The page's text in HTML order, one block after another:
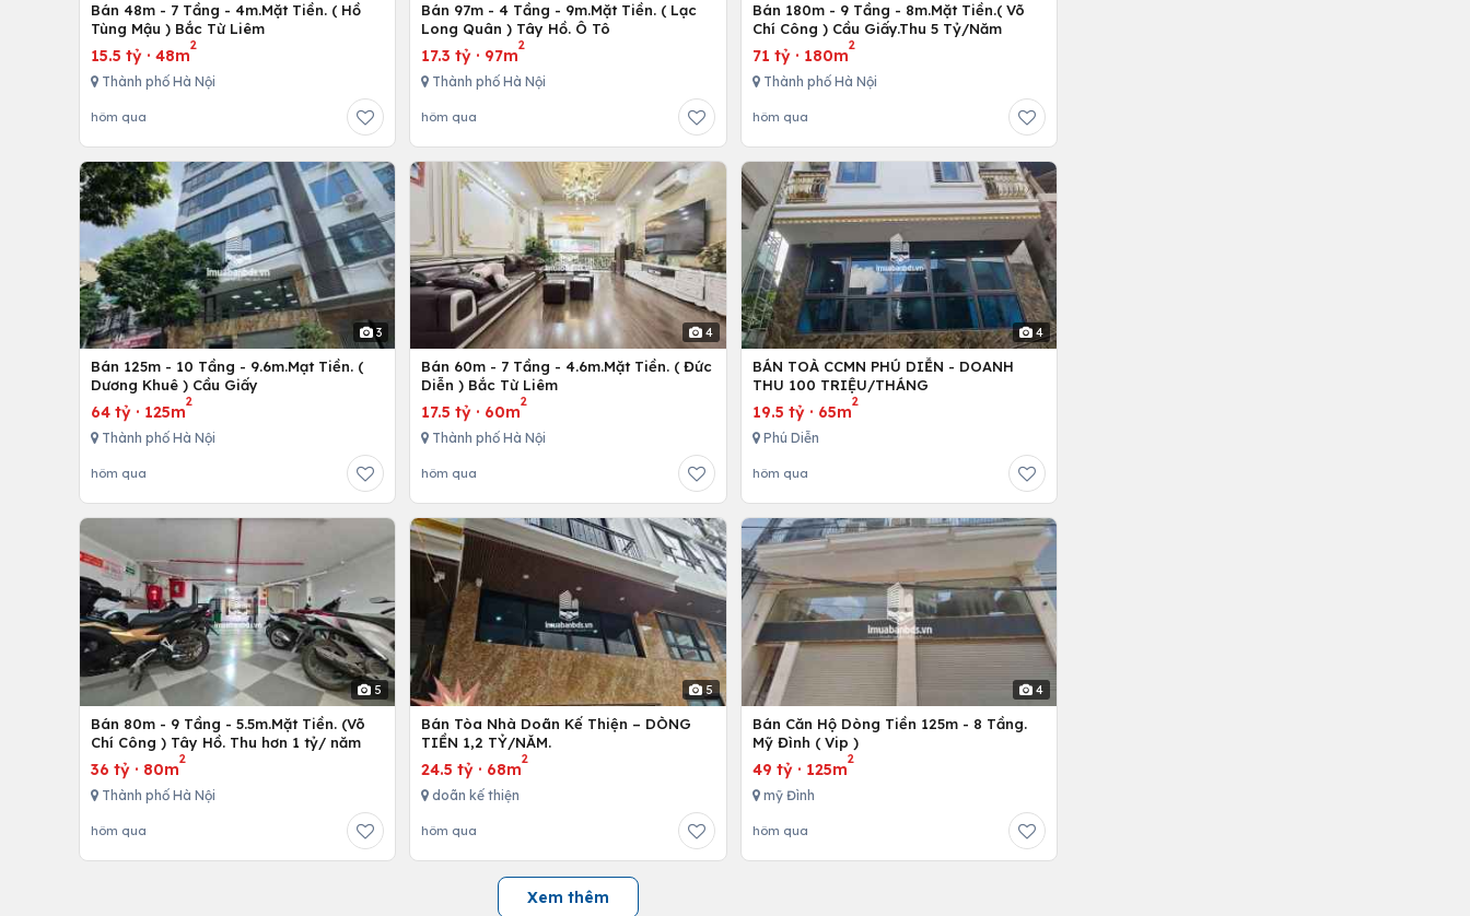
Bán 48m - 7 Tầng - 4m.Mặt Tiền. ( Hồ
Tùng Mậu ) Bắc Từ Liêm
15.5 tỷ · 48m
2
Thành phố Hà Nội
hôm qua
Bán 97m - 4 Tầng - 9m.Mặt Tiền. ( Lạc
Long Quân ) Tây Hồ. Ô Tô
17.3 tỷ · 97m
2
Thành phố Hà Nội
hôm qua
Bán 180m - 9 Tầng - 8m.Mặt Tiền.( Võ
Chí Công ) Cầu Giấy.Thu 5 Tỷ/Năm
71 tỷ· 180m
2
Thành phố Hà Nội
hôm qua
3
Bán 125m - 10 Tầng - 9.6m.Mạt Tiền. (
Dương Khuê ) Cầu Giấy
64 tỷ · 125m
2
Thành phố Hà Nội
hôm qua
4
Bán 60m - 7 Tầng - 4.6m.Mặt Tiền. ( Đức
Diễn ) Bắc Từ Liêm
17.5 tỷ · 60m
2
Thành phố Hà Nội
hôm qua
4
BÁN TOÀ CCMN PHÚ DIỄN - DOANH
THU 100 TRIỆU/THÁNG
19.5 tỷ· 65m
2
Phú Diễn
hôm qua
5
Bán 80m - 9 Tầng - 5.5m.Mặt Tiền. (Võ
Chí Công ) Tây Hồ. Thu hơn 1 tỷ/ năm
36 tỷ · 80m
2
Thành phố Hà Nội
hôm qua
5
Bán Tòa Nhà Doãn Kế Thiện – DÒNG
TIỀN 1,2 TỶ/NĂM.
24.5 tỷ · 68m
2
doãn kế thiện
hôm qua
4
Bán Căn Hộ Dòng Tiền 125m - 8 Tầng.
Mỹ Đình ( Vip )
49 tỷ· 125m
2
mỹ Đình
hôm qua
Xem thêm